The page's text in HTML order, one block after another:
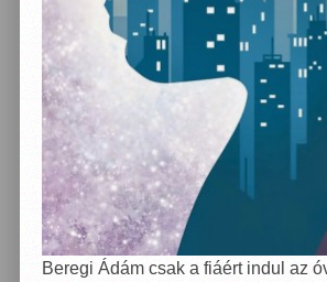
Beregi Ádám csak a fiáért indul az